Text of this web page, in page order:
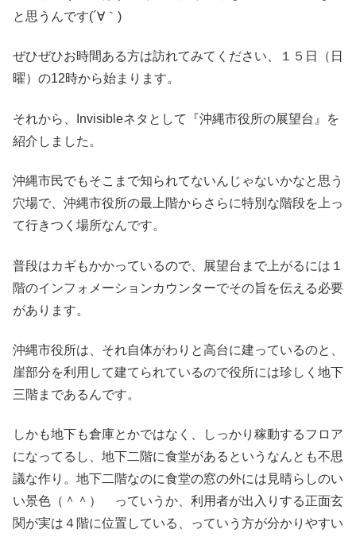
と思うんです(´∀｀)
ぜひぜひお時間ある方は訪れてみてください、１５日（日
曜）の12時から始まります。
それから、Invisibleネタとして『沖縄市役所の展望台』を
紹介しました。
沖縄市民でもそこまで知られてないんじゃないかなと思う
穴場で、沖縄市役所の最上階からさらに特別な階段を上っ
て行きつく場所なんです。
普段はカギもかかっているので、展望台まで上がるには１
階のインフォメーションカウンターでその旨を伝える必要
があります。
沖縄市役所は、それ自体がわりと高台に建っているのと、
崖部分を利用して建てられているので役所には珍しく地下
三階まであるんです。
しかも地下も倉庫とかではなく、しっかり稼動するフロア
になってるし、地下二階に食堂があるというなんとも不思
議な作り。地下二階なのに食堂の窓の外には見晴らしのい
い景色（＾＾） っていうか、利用者が出入りする正面玄
関が実は４階に位置している、っていう方が分かりやすい